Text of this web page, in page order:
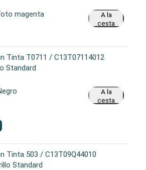
magenta
A la
cesta
Tinta T0711 / C13T07114012
Standard
A la
cesta
Tinta 503 / C13T09Q44010
Standard